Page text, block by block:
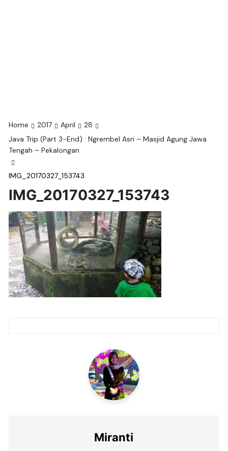
Home 2017 April
28
Java Trip (Part 3-End) : Ngrembel Asri – Masjid Agung Jawa
Tengah – Pekalongan
IMG_20170327_153743
IMG_20170327_153743
navigation
Miranti